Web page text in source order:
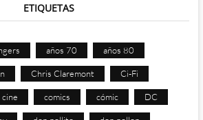
ETIQUETAS
años 70 años 80
Chris Claremont Ci-Fi
cine comics cómic DC